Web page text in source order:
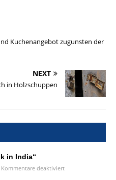
Kuchenangebot zugunsten der
NEXT
in Holzschuppen
in India“
Kommentare deaktiviert